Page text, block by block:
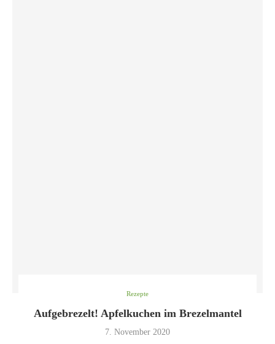
Rezepte
Aufgebrezelt! Apfelkuchen im Brezelmantel
7. November 2020